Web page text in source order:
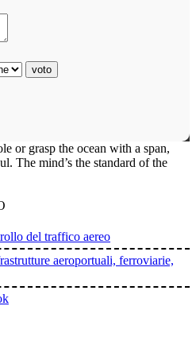
or grasp the ocean with a span,
The mind’s the standard of the
del traffico aereo
aeroportuali, ferroviarie,